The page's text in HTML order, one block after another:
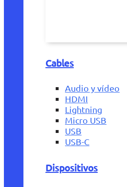
Cables
Audio y vídeo
HDMI
Lightning
Micro USB
USB
USB-C
Dispositivos